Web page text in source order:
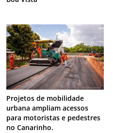
Projetos de mobilidade
urbana ampliam acessos
para motoristas e pedestres
no Canarinho.